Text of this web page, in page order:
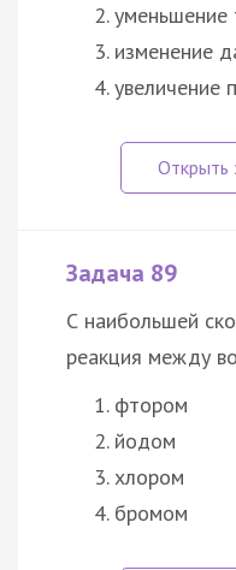
уменьшение
изменение
увеличение
Задача 89
С наибольшей
реакция между
фтором
йодом
хлором
бромом